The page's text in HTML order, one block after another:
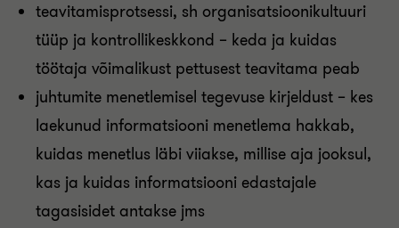
teavitamisprotsessi, sh organisatsioonikultuuri
tüüp ja kontrollikeskkond – keda ja kuidas
töötaja võimalikust pettusest teavitama peab
juhtumite menetlemisel tegevuse kirjeldust – kes
laekunud informatsiooni menetlema hakkab,
kuidas menetlus läbi viiakse, millise aja jooksul,
kas ja kuidas informatsiooni edastajale
tagasisidet antakse jms